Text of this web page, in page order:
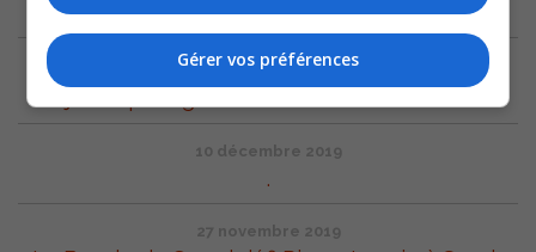
6 mars 2024
10 décembre 2019
.
27 novembre 2019
Gérer vos préférences